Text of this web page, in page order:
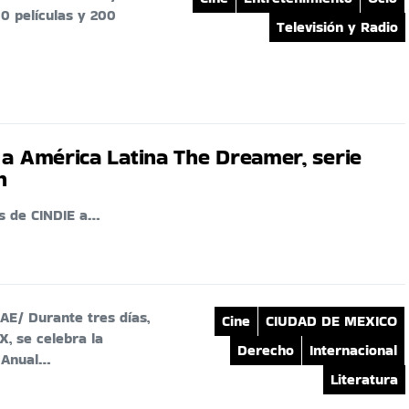
Televisión y Radio
películas y 200
América Latina The Dreamer, serie
CINDIE a…
Cine
CIUDAD DE MEXICO
Derecho
Internacional
Literatura
Durante tres días,
se celebra la